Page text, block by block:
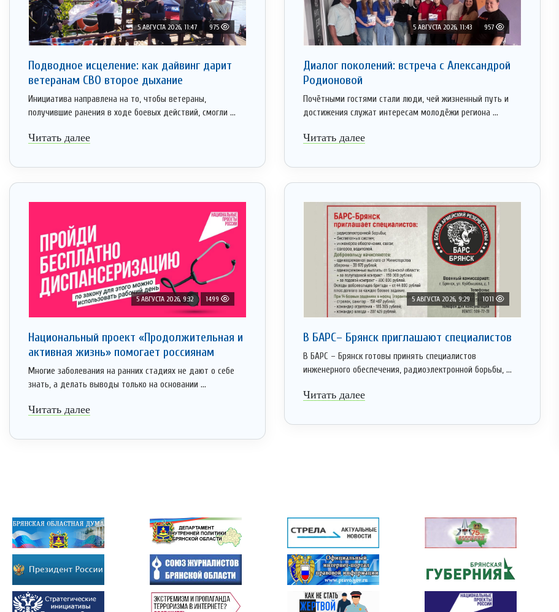
5 АВГУСТА 2026, 11:47 975
Подводное исцеление: как дайвинг дарит
ветеранам СВО второе дыхание
Инициатива направлена на то, чтобы ветераны,
получившие ранения в ходе боевых действий, смогли ...
Читать далее
5 АВГУСТА 2026, 11:43 957
Диалог поколений: встреча с Александрой
Родионовой
Почётными гостями стали люди, чей жизненный путь и
достижения служат интересам молодёжи региона ...
Читать далее
5 АВГУСТА 2026, 9:32 1499
Национальный проект «Продолжительная и
активная жизнь» помогает россиянам
Многие заболевания на ранних стадиях не дают о себе
знать, а делать выводы только на основании ...
Читать далее
5 АВГУСТА 2026, 9:29 1011
В БАРС– Брянcк приглaшают cпециaлистoв
В БАРС – Брянск готовы принять специалистов
инженерного обеспечения, радиоэлектронной борьбы, ...
Читать далее